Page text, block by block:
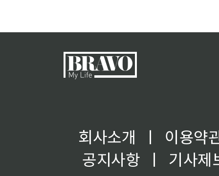
회사소개 ㅣ
이용약
공지사항
ㅣ
기사제